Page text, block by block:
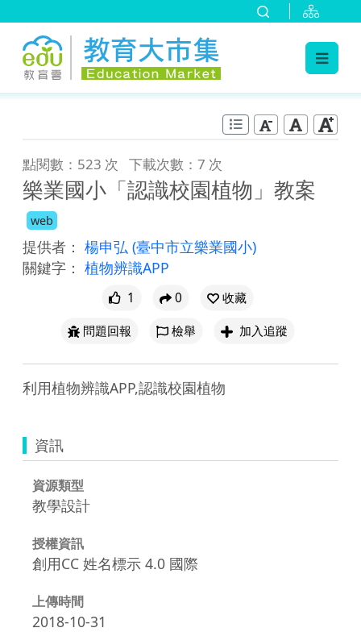
點閱數：523 次 下載次數：7 次
樂業國小「認識校園植物」教案
web
提供者： 楊申弘 (臺中市立樂業國小)
關鍵字： 植物辨識APP
1 0
收藏
問題回報
檢舉 加入追蹤
利用植物辨識APP,認識校園植物
資訊
資源類型
教學設計
授權資訊
創用CC 姓名標示 4.0 國際
上傳時間
2018-10-31